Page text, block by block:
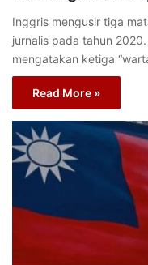
Inggris mengusir tiga
jurnalis pada tahun
mengatakan ketiga
Read More »